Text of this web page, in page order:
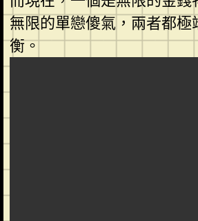
無限的單戀傻氣，兩者都極
衡。